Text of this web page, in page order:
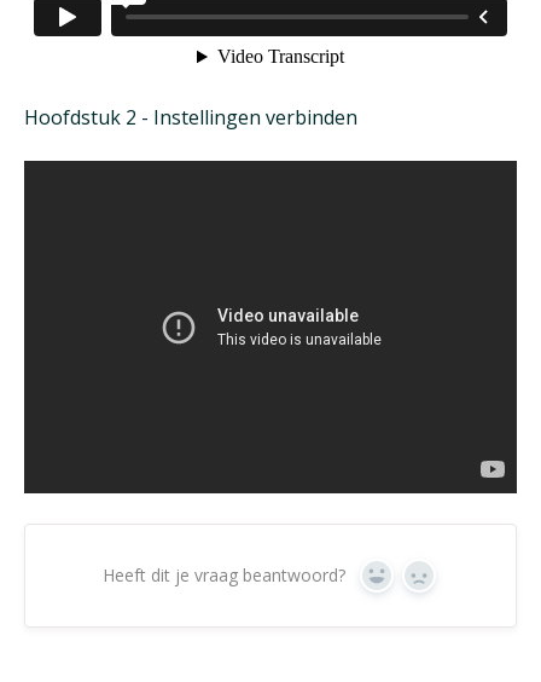
Hoofdstuk 2 - Instellingen verbinden
Heeft dit je vraag beantwoord? Ja Geen